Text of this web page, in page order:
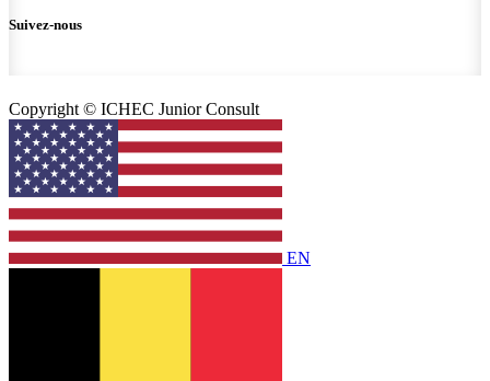
Suivez-nous
Copyright © ICHEC Junior Consult
EN